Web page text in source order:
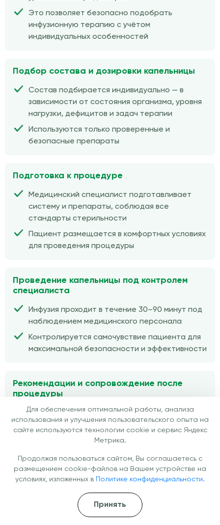
Это позволяет безопасно подобрать
инфузионную терапию с учётом
индивидуальных особенностей
Подбор состава и дозировки капельницы
Состав подбирается индивидуально — в
зависимости от состояния организма, уровня
нагрузки, дефицитов и задач терапии
Используются только проверенные и
безопасные препараты
Подготовка к процедуре
Медицинский специалист подготавливает
систему и препараты, соблюдая все
стандарты стерильности
Пациент размещается в комфортных условиях
для проведения процедуры
Проведение капельницы под контролем
специалиста
Инфузия проходит в течение 30–90 минут под
наблюдением медицинского персонала
Контролируется самочувствие пациента для
максимальной безопасности и эффективности
Рекомендации и сопровождение после
процедуры
После капельницы пациент получает
рекомендации по восстановлению и при
необходимости — план дальнейшей терапии
достижения устойчивого результата
Отзывы
Для обеспечения оптимальной работы, анализа
использования и улучшения пользовательского опыта на
сайте используются технологии cookie и сервис Яндекс
Метрика.
Продолжая пользоваться сайтом, Вы соглашаетесь с
размещением cookie-файлов на Вашем устройстве на
условиях, изложенных в
Политике конфиденциальности.
Принять